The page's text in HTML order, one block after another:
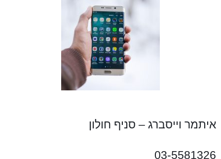
איתמר וייסברג – סניף חולון
03-5581326